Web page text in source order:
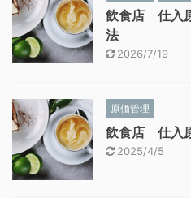
飲食店 仕入
法
2026/7/19
原価管理
飲食店 仕入
2025/4/5